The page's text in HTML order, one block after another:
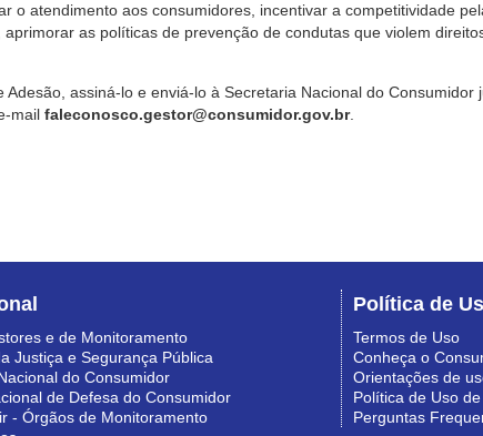
o atendimento aos consumidores, incentivar a competitividade
as políticas de prevenção de condutas que violem
assiná-lo e enviá-lo à Secretaria Nacional do Consumidor
mail faleconosco.gestor@consumidor.gov.br.
e de Monitoramento
Justiça e Segurança Pública
do Consumidor
de Defesa do Consumidor
- Órgãos de Monitoramento
Política de
Termos de Uso
Conheça o
Orientações de
Política de Uso
Perguntas